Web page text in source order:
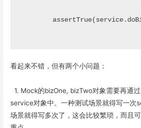
看起来不错，但有两个小问题：
1. Mock的bizOne, bizTwo对象需要再通
service对象中。一种测试场景就得写一次
场景就得写多次了，这会比较繁琐，而且